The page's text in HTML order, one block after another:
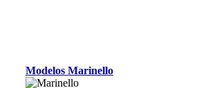
Modelos Marinello